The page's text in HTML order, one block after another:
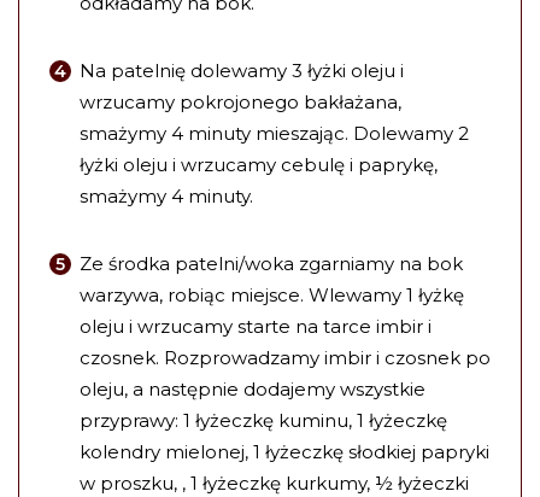
Na patelnię dolewamy 3 łyżki oleju i
wrzucamy pokrojonego bakłażana,
smażymy 4 minuty mieszając. Dolewamy 2
łyżki oleju i wrzucamy cebulę i paprykę,
smażymy 4 minuty.
Ze środka patelni/woka zgarniamy na bok
warzywa, robiąc miejsce. Wlewamy 1 łyżkę
oleju i wrzucamy starte na tarce imbir i
czosnek. Rozprowadzamy imbir i czosnek po
oleju, a następnie dodajemy wszystkie
przyprawy: 1 łyżeczkę kuminu, 1 łyżeczkę
kolendry mielonej, 1 łyżeczkę słodkiej papryki
w proszku, , 1 łyżeczkę kurkumy, ½ łyżeczki